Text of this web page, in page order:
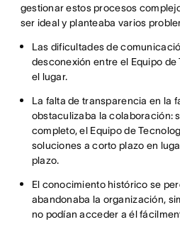
gestionar estos procesos
ser ideal y planteaba varios
Las dificultades de
desconexión entre el Equipo de
el lugar.
La falta de transparencia en la
obstaculizaba la colaboración:
completo, el Equipo de
soluciones a corto plazo en
plazo.
El conocimiento histórico se
abandonaba la organización,
no podían acceder a él